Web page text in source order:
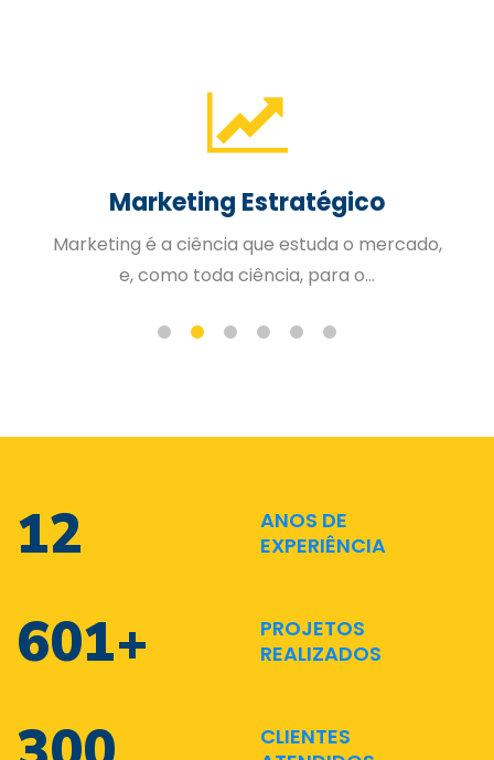
Gestão de Pessoas
A Gestão Estratégica de Pessoas trabalhada
de forma organizada e planejad...
17
ANOS DE
EXPERIÊNCIA
870+
PROJETOS
REALIZADOS
CLIENTES